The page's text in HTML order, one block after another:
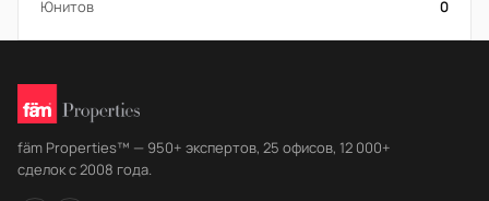
Юнитов
0
fäm Properties™ — 950+ экспертов, 25 офисов, 12 000+
сделок с 2008 года.